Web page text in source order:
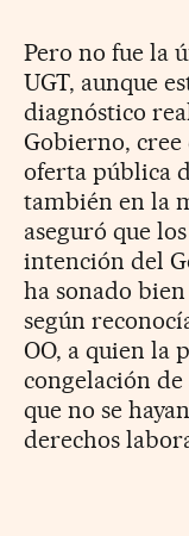
Pero no fue la
UGT, aunque
diagnóstico
Gobierno, cree
oferta pública
también en la
aseguró que
intención del
ha sonado
según
OO, a quien la
congelación de
que no se
derechos